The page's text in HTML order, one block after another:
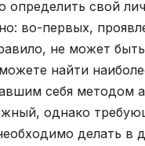
определить свой
во-первых,
не может
найти
себя методом
однако
делать в